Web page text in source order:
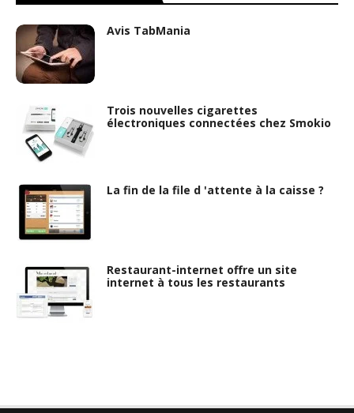
Avis TabMania
Trois nouvelles cigarettes
électroniques connectées chez Smokio
La fin de la file d 'attente à la caisse ?
Restaurant-internet offre un site
internet à tous les restaurants